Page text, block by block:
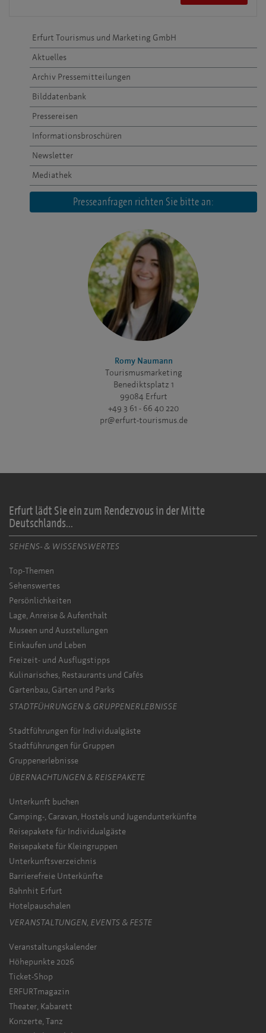
Erfurt Tourismus und Marketing GmbH
Aktuelles
Archiv Pressemitteilungen
Bilddatenbank
Pressereisen
Informationsbroschüren
Newsletter
Mediathek
Presseanfragen richten Sie bitte an:
Romy Naumann
Tourismusmarketing
Benediktsplatz 1
99084 Erfurt
+49 3 61 - 66 40 220
pr@erfurt-tourismus.de
Erfurt lädt Sie ein zum Rendezvous in der Mitte
Deutschlands...
SEHENS- & WISSENSWERTES
Top-Themen
Sehenswertes
Persönlichkeiten
Lage, Anreise & Aufenthalt
Museen und Ausstellungen
Einkaufen und Leben
Freizeit- und Ausflugstipps
Kulinarisches, Restaurants und Cafés
Gartenbau, Gärten und Parks
STADTFÜHRUNGEN & GRUPPENERLEBNISSE
Stadtführungen für Individualgäste
Stadtführungen für Gruppen
Gruppenerlebnisse
ÜBERNACHTUNGEN & REISEPAKETE
Unterkunft buchen
Camping-, Caravan, Hostels und Jugendunterkünfte
Reisepakete für Individualgäste
Reisepakete für Kleingruppen
Unterkunftsverzeichnis
Barrierefreie Unterkünfte
Bahnhit Erfurt
Hotelpauschalen
VERANSTALTUNGEN, EVENTS & FESTE
Veranstaltungskalender
Höhepunkte 2026
Ticket-Shop
ERFURTmagazin
Theater, Kabarett
Konzerte, Tanz